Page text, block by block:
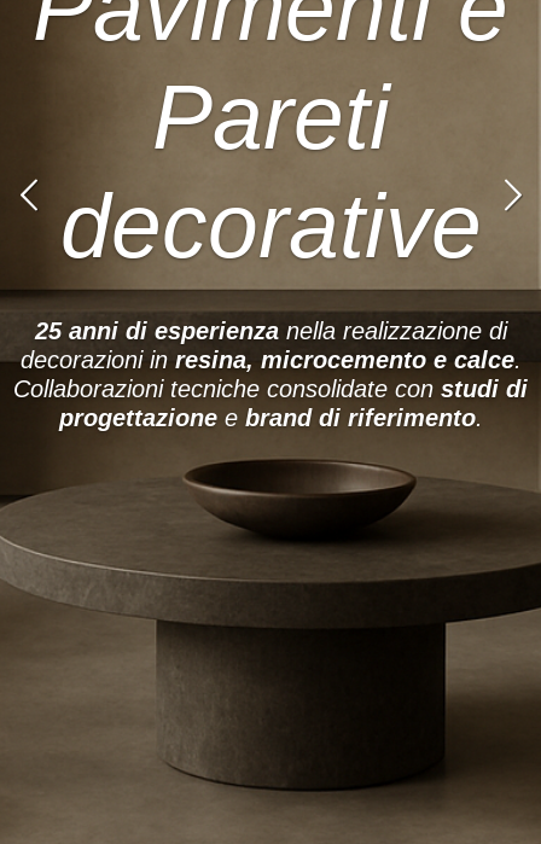
Bagni in
Resina o